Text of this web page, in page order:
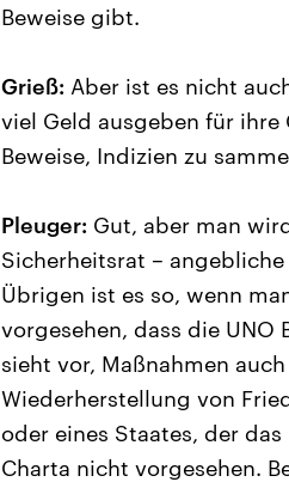
Beweise gibt.
Grieß: Aber ist es nicht
viel Geld ausgeben für
Beweise, Indizien zu
Pleuger: Gut, aber man
Sicherheitsrat –
Übrigen ist es so, wenn
vorgesehen, dass die UNO
sieht vor, Maßnahmen
Wiederherstellung von
oder eines Staates, der
Charta nicht vorgesehen.